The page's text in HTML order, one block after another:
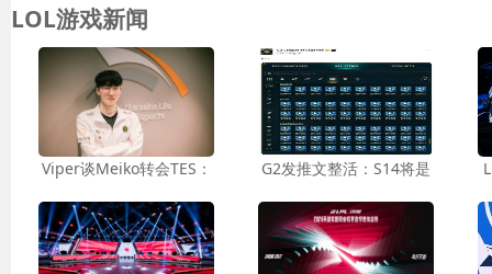
LOL游戏新闻
Viper谈Meiko转会TES： G2发推文整活：S14将是